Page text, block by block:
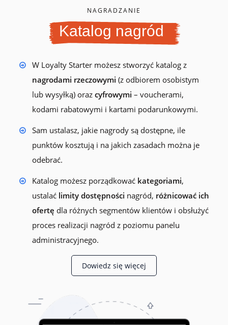
NAGRADZANIE
Katalog nagród
W Loyalty Starter możesz stworzyć katalog z
nagrodami rzeczowymi (z odbiorem osobistym
lub wysyłką) oraz cyfrowymi – voucherami,
kodami rabatowymi i kartami podarunkowymi.
Sam ustalasz, jakie nagrody są dostępne, ile
punktów kosztują i na jakich zasadach można je
odebrać.
Katalog możesz porządkować kategoriami,
ustalać limity dostępności nagród, różnicować ich
ofertę dla różnych segmentów klientów i obsłużyć
proces realizacji nagród z poziomu panelu
administracyjnego.
Dowiedz się więcej